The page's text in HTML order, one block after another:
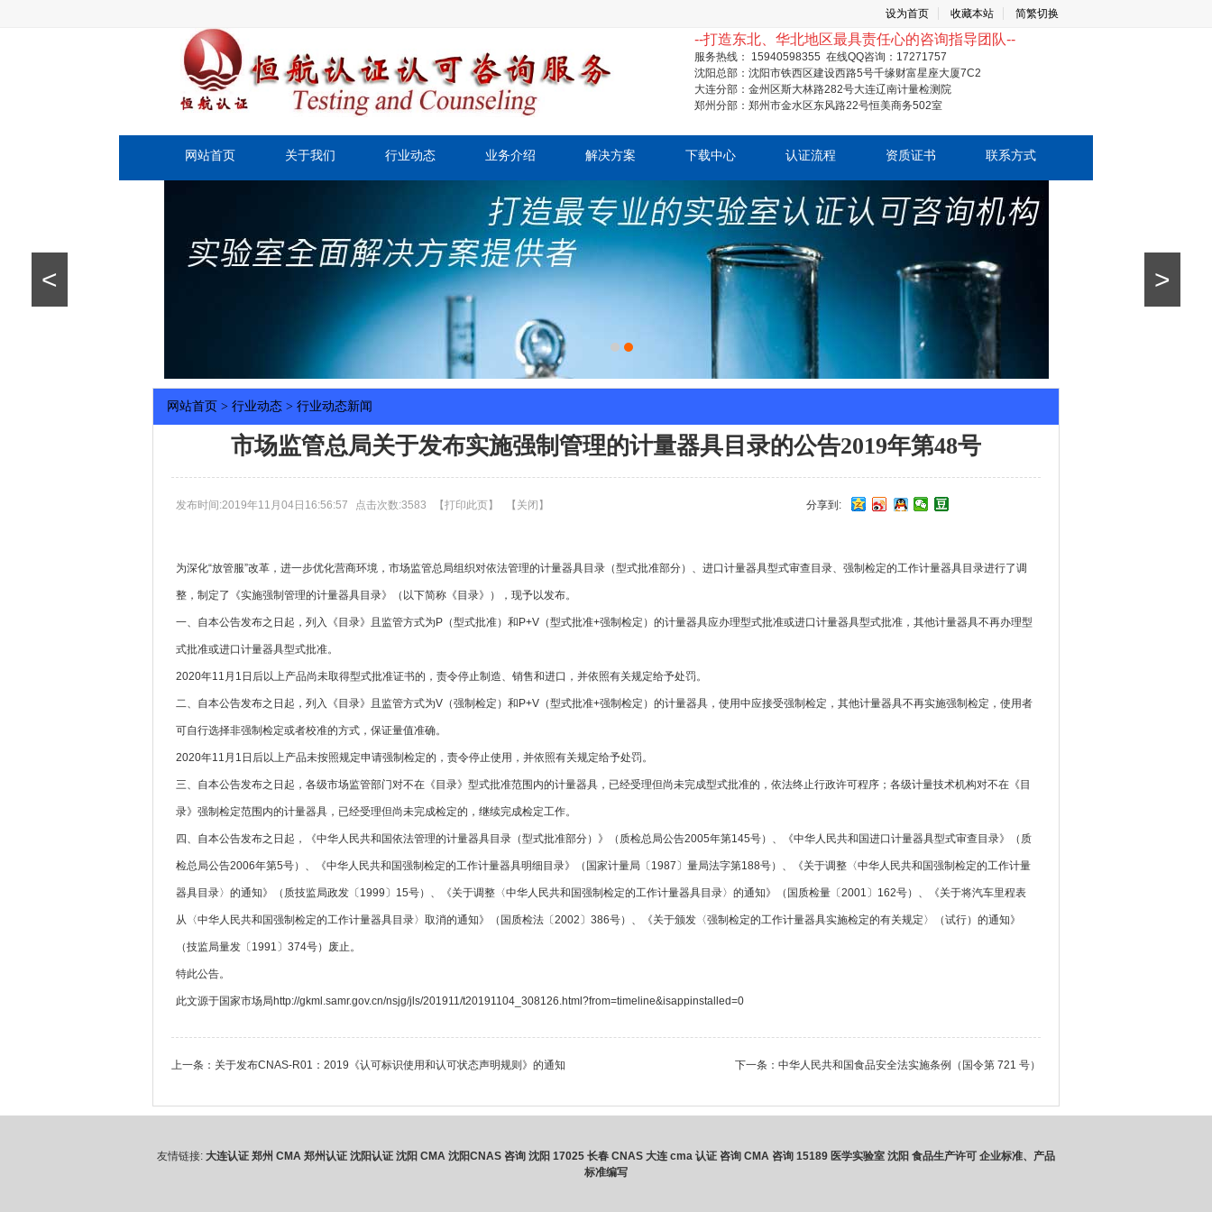
设为首页 收藏本站 简繁切换
--打造东北、华北地区最具责任心的咨询指导团队--
服务热线： 15940598355 在线QQ咨询：17271757
沈阳总部：沈阳市铁西区建设西路5号千缘财富星座大厦7C2
大连分部：金州区斯大林路282号大连辽南计量检测院
郑州分部：郑州市金水区东风路22号恒美商务502室
网站首页 关于我们 行业动态 业务介绍 解决方案 下载中心 认证流程 资质证书 联系方式
< >
网站首页 > 行业动态 > 行业动态新闻
市场监管总局关于发布实施强制管理的计量器具目录的公告2019年第48号
发布时间:2019年11月04日16:56:57 点击次数:3583 【打印此页】 【 关闭 】 分享到:
为深化“放管服”改革，进一步优化营商环境，市场监管总局组织对依法管理的计量器具目录（型式批准部分）、进口计量器具型式审查目录、强制检定的工作计量器具目录进行了调
整，制定了《实施强制管理的计量器具目录》（以下简称《目录》），现予以发布。
一、自本公告发布之日起，列入《目录》且监管方式为P（型式批准）和P+V（型式批准+强制检定）的计量器具应办理型式批准或进口计量器具型式批准，其他计量器具不再办理型
式批准或进口计量器具型式批准。
2020年11月1日后以上产品尚未取得型式批准证书的，责令停止制造、销售和进口，并依照有关规定给予处罚。
二、自本公告发布之日起，列入《目录》且监管方式为V（强制检定）和P+V（型式批准+强制检定）的计量器具，使用中应接受强制检定，其他计量器具不再实施强制检定，使用者
可自行选择非强制检定或者校准的方式，保证量值准确。
2020年11月1日后以上产品未按照规定申请强制检定的，责令停止使用，并依照有关规定给予处罚。
三、自本公告发布之日起，各级市场监管部门对不在《目录》型式批准范围内的计量器具，已经受理但尚未完成型式批准的，依法终止行政许可程序；各级计量技术机构对不在《目
录》强制检定范围内的计量器具，已经受理但尚未完成检定的，继续完成检定工作。
四、自本公告发布之日起，《中华人民共和国依法管理的计量器具目录（型式批准部分）》（质检总局公告2005年第145号）、《中华人民共和国进口计量器具型式审查目录》（质
检总局公告2006年第5号）、《中华人民共和国强制检定的工作计量器具明细目录》（国家计量局〔1987〕量局法字第188号）、《关于调整〈中华人民共和国强制检定的工作计量
器具目录〉的通知》（质技监局政发〔1999〕15号）、《关于调整〈中华人民共和国强制检定的工作计量器具目录〉的通知》（国质检量〔2001〕162号）、《关于将汽车里程表
从〈中华人民共和国强制检定的工作计量器具目录〉取消的通知》（国质检法〔2002〕386号）、《关于颁发〈强制检定的工作计量器具实施检定的有关规定〉（试行）的通知》
（技监局量发〔1991〕374号）废止。
特此公告。
此文源于国家市场局http://gkml.samr.gov.cn/nsjg/jls/201911/t20191104_308126.html?from=timeline&isappinstalled=0
上一条： 关于发布CNAS-R01：2019《认可标识使用和认可状态声明规则》的通知 下一条： 中华人民共和国食品安全法实施条例（国令第 721 号）
友情链接: 大连认证 郑州 CMA 郑州认证 沈阳认证 沈阳 CMA 沈阳CNAS 咨询 沈阳 17025 长春 CNAS 大连 cma 认证 咨询 CMA 咨询 15189 医学实验室 沈阳 食品生产许可 企业标准、产品
标准编写